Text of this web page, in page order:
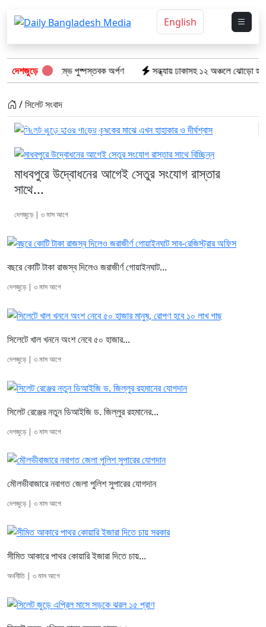
English
দেশজুড়ে
স্মৃতিস্তম্ভে পুষ্পস্তবক অর্পণ সন্ধ্যায় ঢাকাসহ ১২ অঞ্চলে ঝোড়ো হাওয়ার শঙ্কা,
/ সিলেট সংবাদ
সিলেট জুড়ে হাওর পাড়ের কৃষকের মাঝে এখন
হাহাকার ও দীর্ঘশ্বাস
মাধবপুরে উদ্বোধনের আগেই সেতুর সংযোগ রাস্তার
সাথে...
দেশজুড়ে | ৩ মাস আগে
বছরে কোটি টাকা রাজস্ব দিলেও জরাজীর্ণ গোয়াইনঘাট...
দেশজুড়ে | ৩ মাস আগে
সিলেটে খাল খননে অংশ নেবে ৫০ হাজার...
দেশজুড়ে | ৩ মাস আগে
সিলেট রেঞ্জের নতুন ডিআইজি ড. জিল্লুর রহমানের...
দেশজুড়ে | ৩ মাস আগে
মৌলভীবাজারে নবাগত জেলা পুলিশ সুপারের যোগদান
দেশজুড়ে | ৩ মাস আগে
সীমিত আকারে পাথর কোয়ারি ইজারা দিতে চায়...
অর্থনীতি | ৩ মাস আগে